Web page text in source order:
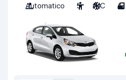
Automatico
5 A/C 4